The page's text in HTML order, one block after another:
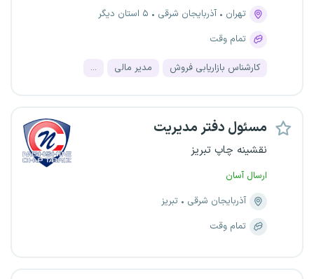
تهران
آذربایجان شرقی
۵ استان دیگر
تمام وقت
کارشناس بازاریابی فروش مدیر مالی ...
مسئول دفتر مدیریت
نقشینه چاپ تبریز
ارسال آسان
آذربایجان شرقی
تبریز
تمام وقت